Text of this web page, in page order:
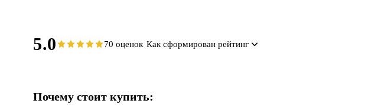
5.0 70 оценок Как сформирован рейтинг
Почему стоит купить: